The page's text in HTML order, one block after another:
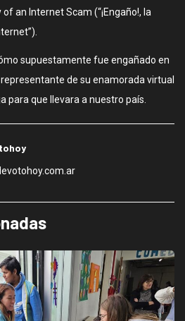
an Internet Scam (“¡Engaño!, la
supuestamente fue engañado en
de su enamorada virtual
para que llevara a nuestro país.